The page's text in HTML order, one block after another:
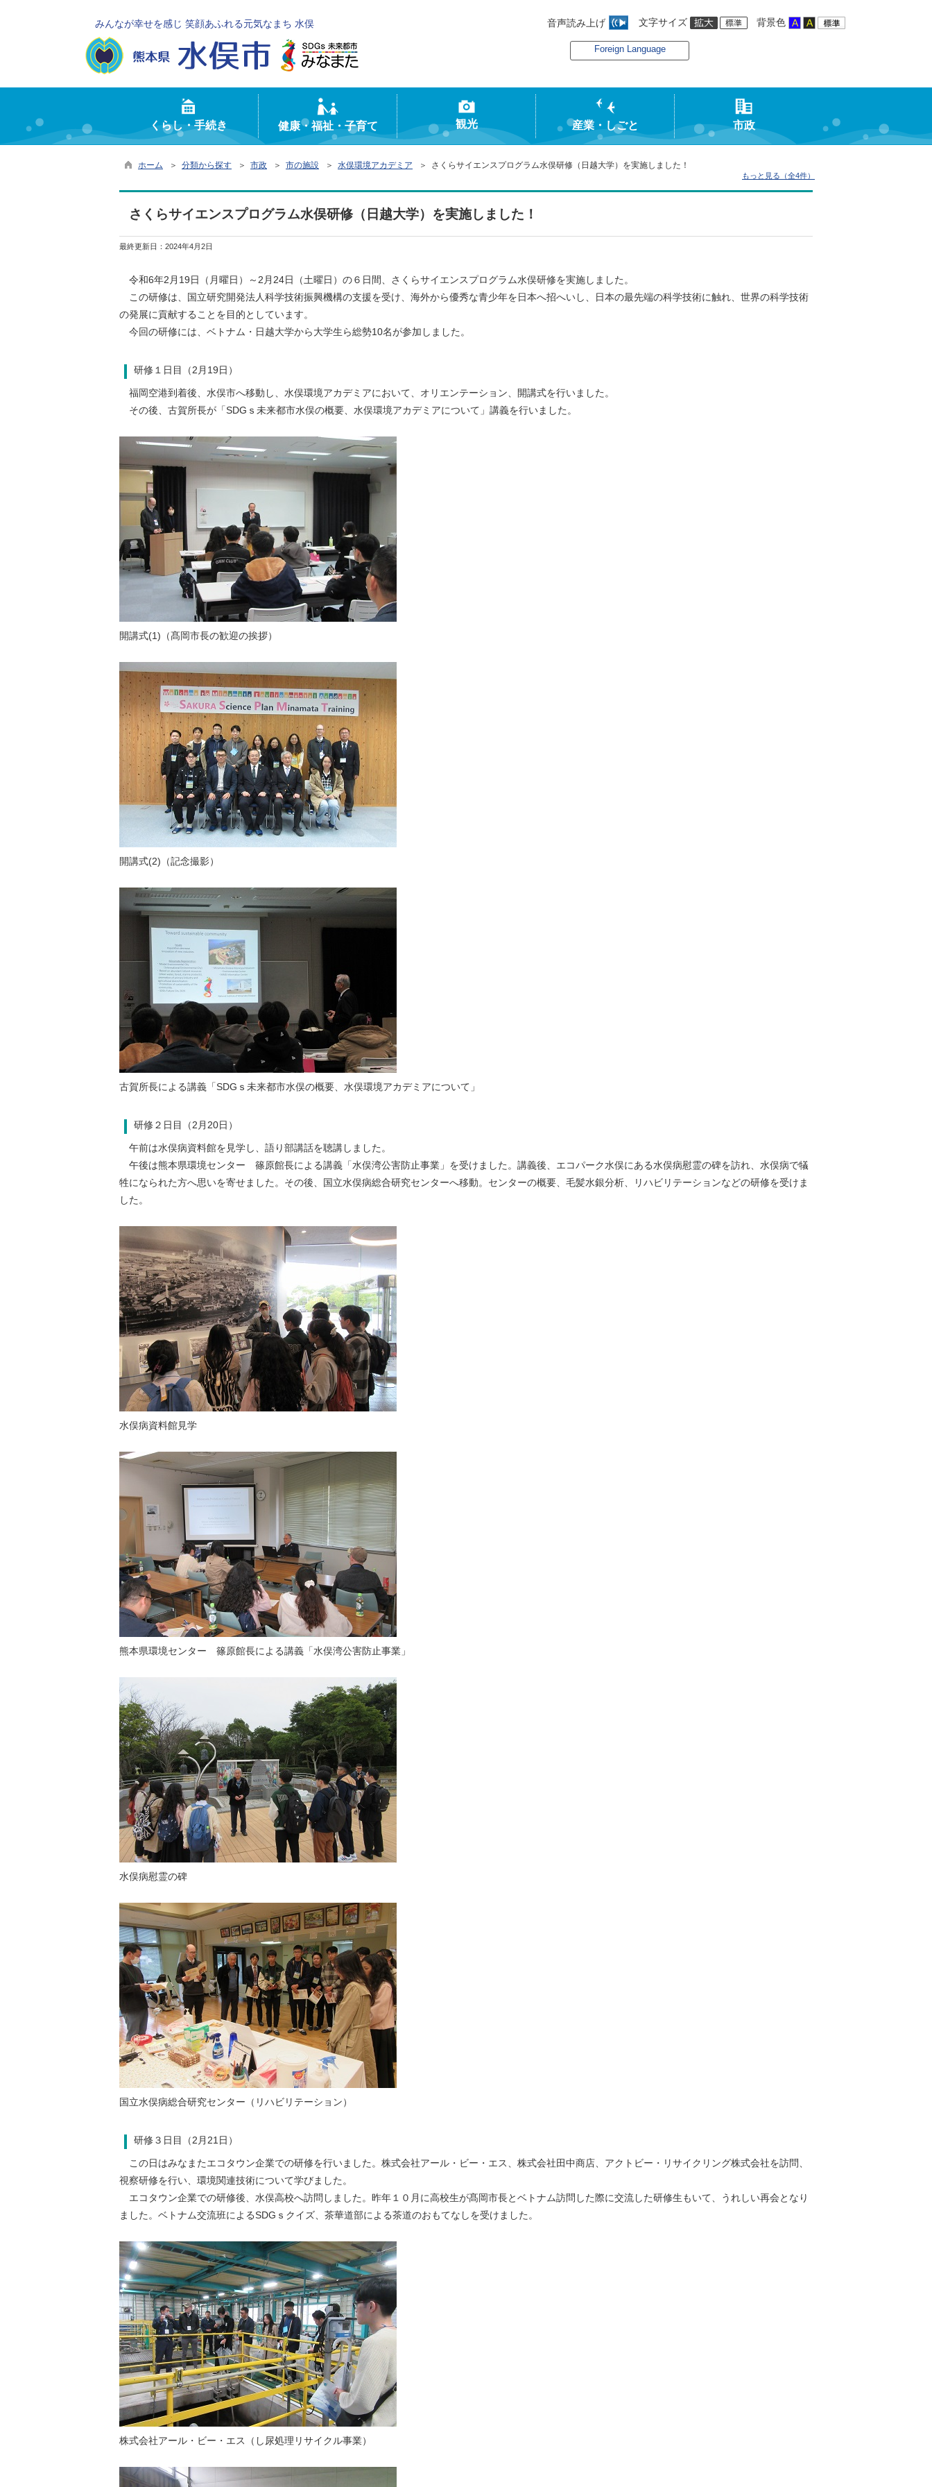
みんなが幸せを感じ 笑顔あふれる元気なまち 水俣 音声読み上げ 文字サイズ 背景色
Foreign Language
くらし・手続き 健康・福祉・子育て 観光 産業・しごと 市政
ホーム ＞ 分類から探す ＞ 市政 ＞ 市の施設 ＞ 水俣環境アカデミア ＞ さくらサイエンスプログラム水俣研修（日越大学）を実施しました！
もっと見る（全4件）
さくらサイエンスプログラム水俣研修（日越大学）を実施しました！
最終更新日： 2024年4月2日
令和6年2月19日（月曜日）～2月24日（土曜日）の６日間、さくらサイエンスプログラム水俣研修を実施しました。
この研修は、国立研究開発法人科学技術振興機構の支援を受け、海外から優秀な青少年を日本へ招へいし、日本の最先端の科学技術に触れ、世界の科学技術
の発展に貢献することを目的としています。
今回の研修には、ベトナム・日越大学から大学生ら総勢10名が参加しました。
研修１日目（2月19日）
福岡空港到着後、水俣市へ移動し、水俣環境アカデミアにおいて、オリエンテーション、開講式を行いました。
その後、古賀所長が「SDGｓ未来都市水俣の概要、水俣環境アカデミアについて」講義を行いました。
開講式(1)（髙岡市長の歓迎の挨拶）
開講式(2)（記念撮影）
古賀所長による講義「SDGｓ未来都市水俣の概要、水俣環境アカデミアについて」
研修２日目（2月20日）
午前は水俣病資料館を見学し、語り部講話を聴講しました。
午後は熊本県環境センター 篠原館長による講義「水俣湾公害防止事業」を受けました。講義後、エコパーク水俣にある水俣病慰霊の碑を訪れ、水俣病で犠
牲になられた方へ思いを寄せました。その後、国立水俣病総合研究センターへ移動。センターの概要、毛髪水銀分析、リハビリテーションなどの研修を受けま
した。
水俣病資料館見学
熊本県環境センター 篠原館長による講義「水俣湾公害防止事業」
水俣病慰霊の碑
国立水俣病総合研究センター（リハビリテーション）
研修３日目（2月21日）
この日はみなまたエコタウン企業での研修を行いました。株式会社アール・ビー・エス、株式会社田中商店、アクトビー・リサイクリング株式会社を訪問、
視察研修を行い、環境関連技術について学びました。
エコタウン企業での研修後、水俣高校へ訪問しました。昨年１０月に高校生が髙岡市長とベトナム訪問した際に交流した研修生もいて、うれしい再会となり
ました。ベトナム交流班によるSDGｓクイズ、茶華道部による茶道のおもてなしを受けました。
株式会社アール・ビー・エス（し尿処理リサイクル事業）